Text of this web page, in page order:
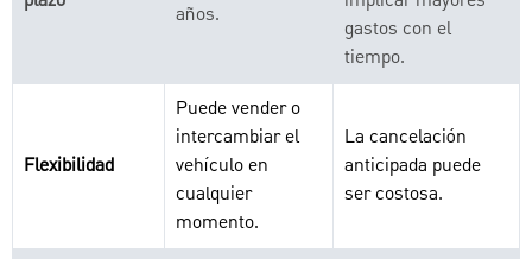
años.
gastos con el
tiempo.
Flexibilidad
Puede vender o
intercambiar el
vehículo en
cualquier
momento.
La cancelación
anticipada puede
ser costosa.